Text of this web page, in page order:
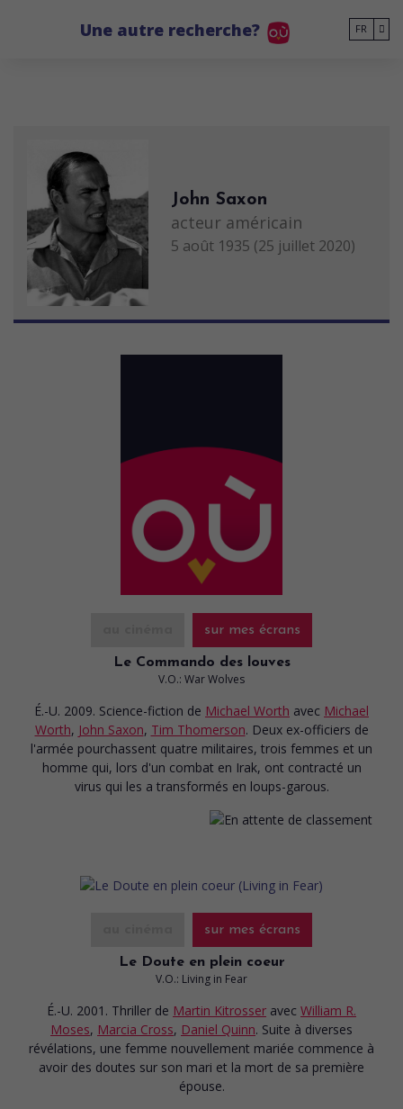
Une autre recherche? FR
John Saxon
acteur américain
5 août 1935 (25 juillet 2020)
sur mes écrans
Le Commando des louves
V.O.: War Wolves
É.-U. 2009. Science-fiction de Michael Worth avec Michael
Worth, John Saxon, Tim Thomerson. Deux ex-officiers de
l'armée pourchassent quatre militaires, trois femmes et un
homme qui, lors d'un combat en Irak, ont contracté un
virus qui les a transformés en loups-garous.
sur mes écrans
Le Doute en plein coeur
V.O.: Living in Fear
É.-U. 2001. Thriller de Martin Kitrosser avec William R.
Moses, Marcia Cross, Daniel Quinn. Suite à diverses
révélations, une femme nouvellement mariée commence à
avoir des doutes sur son mari et la mort de sa première
épouse.